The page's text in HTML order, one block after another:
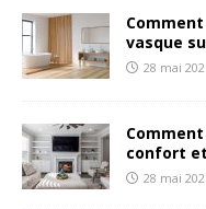
vasque
28 mai
confort
28 mai